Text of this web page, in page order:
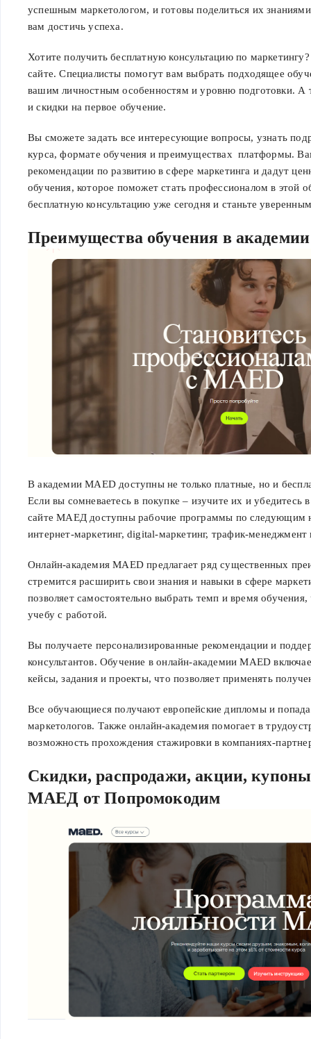
успешным маркетологом, и готовы поделиться их
вам достичь успеха.
Хотите получить бесплатную консультацию по
сайте. Специалисты помогут вам выбрать подходящее
вашим личностным особенностям и уровню подготовки. А
и скидки на первое обучение.
Вы сможете задать все интересующие вопросы, узнать
курса, формате обучения и преимуществах платформы.
рекомендации по развитию в сфере маркетинга и дадут
обучения, которое поможет стать профессионалом в этой
бесплатную консультацию уже сегодня и станьте
Преимущества обучения в
В академии MAED доступны не только платные, но и
Если вы сомневаетесь в покупке – изучите их и убедитесь
сайте МАЕД доступны рабочие программы по следующим
интернет-маркетинг, digital-маркетинг, трафик-менеджмент
Онлайн-академия MAED предлагает ряд существенных
стремится расширить свои знания и навыки в сфере
позволяет самостоятельно выбрать темп и время
учебу с работой.
Вы получаете персонализированные рекомендации и
консультантов. Обучение в онлайн-академии MAED
кейсы, задания и проекты, что позволяет применять
Все обучающиеся получают европейские дипломы и
маркетологов. Также онлайн-академия помогает в
возможность прохождения стажировки в компаниях-
Скидки, распродажи, акции,
МАЕД от Попромокодим